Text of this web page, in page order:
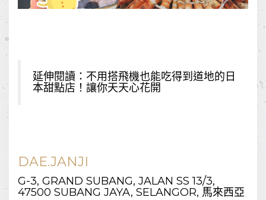
延伸閱讀： 不用搭飛機也能吃得到道地的日
本甜點店！讓你天天心花開
DAE.JANJI
G-3, GRAND SUBANG, JALAN SS 13/3,
47500 SUBANG JAYA, SELANGOR, 馬來西亞